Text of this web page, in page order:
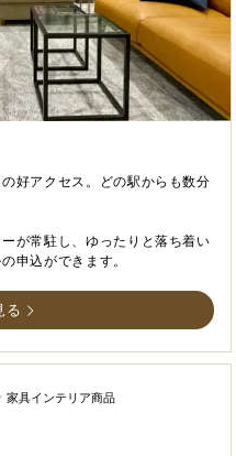
好アクセス。どの駅からも数分
が常駐し、ゆったりと落ち着い
申込ができます。
る
家具インテリア商品